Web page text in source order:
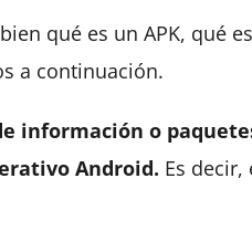
qué es un APK, qué
a continuación.
información o
Android. Es